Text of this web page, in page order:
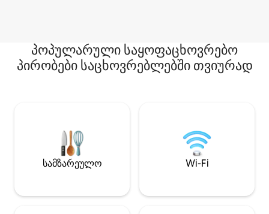
პოპულარული საყოფაცხოვრებო
პირობები საცხოვრებლებში თვიურად
სამზარეულო Wi-Fi